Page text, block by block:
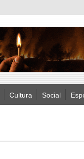
Cultura Social